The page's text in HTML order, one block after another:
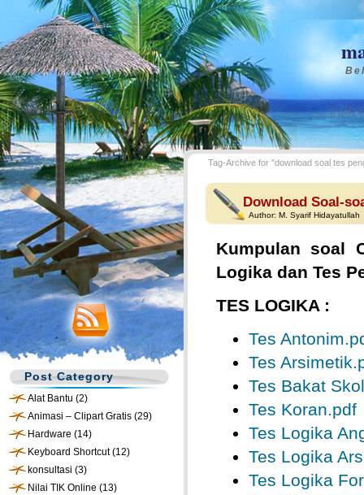
Post Category
Alat Bantu (2)
Animasi – Clipart Gratis (29)
Hardware (14)
Keyboard Shortcut(12)
konsultasi (3)
Nilai TIK Online (13)
Tag-Archive for "download soal tes
Download Soal-
Author: M. Syarif Hidayatullah
Kumpulan soal
Logika dan Tes
TES LOGIKA :
Tes
Tes
Tes Bakat
Tes Koran.pdf
Tes Logika
Tes Logika
Tes Logika